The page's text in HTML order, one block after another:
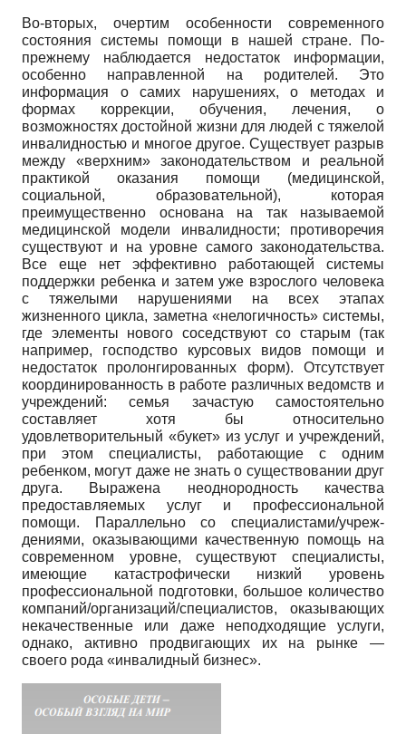
Во-вторых, очертим особенности современного
состояния системы помощи в нашей стране. По-
прежнему наблюдается недостаток информации,
особенно направленной на родителей. Это
информация о самих нарушениях, о методах и
формах коррекции, обучения, лечения, о
возможностях достойной жизни для людей с тяжелой
инвалидностью и многое другое. Существует разрыв
между «верхним» законодательством и реальной
практикой оказания помощи (медицинской,
социальной, образовательной), которая
преимущественно основана на так называемой
медицинской модели инвалидности; противоречия
существуют и на уровне самого законодательства.
Все еще нет эффективно работающей системы
поддержки ребенка и затем уже взрослого человека
с тяжелыми нарушениями на всех этапах
жизненного цикла, заметна «нелогичность» системы,
где элементы нового соседствуют со старым (так
например, господство курсовых видов помощи и
недостаток пролонгированных форм). Отсутствует
координированность в работе различных ведомств и
учреждений: семья зачастую самостоятельно
составляет хотя бы относительно
удовлетворительный «букет» из услуг и учреждений,
при этом специалисты, работающие с одним
ребенком, могут даже не знать о существовании друг
друга. Выражена неоднородность качества
предоставляемых услуг и профессиональной
помощи. Параллельно со специалистами/учреж-
дениями, оказывающими качественную помощь на
современном уровне, существуют специалисты,
имеющие катастрофически низкий уровень
профессиональной подготовки, большое количество
компаний/организаций/специалистов, оказывающих
некачественные или даже неподходящие услуги,
однако, активно продвигающих их на рынке —
своего рода «инвалидный бизнес».